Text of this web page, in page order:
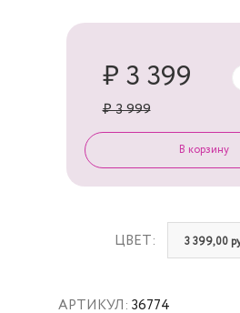
АРТИКУЛ: 36774
ЦВЕТ: 3 399,00
₽ 3 399
₽ 3 999